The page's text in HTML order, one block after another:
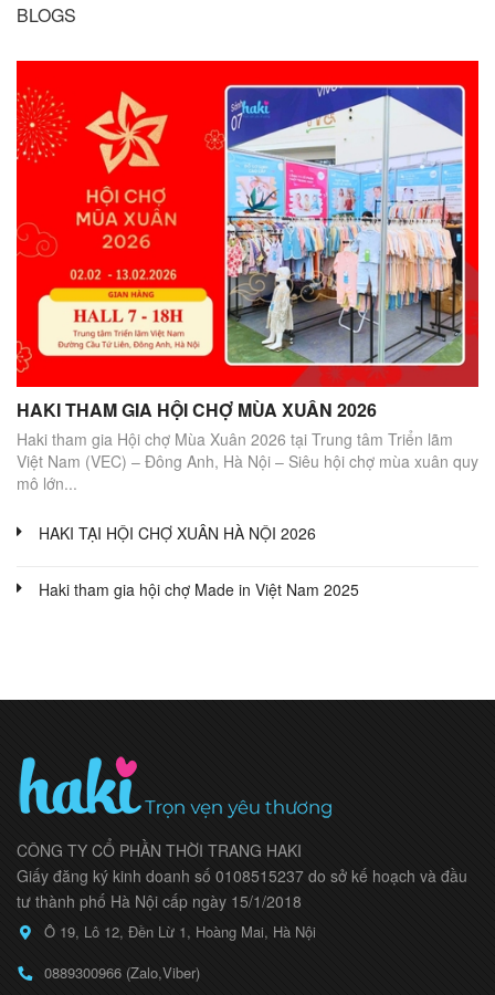
BLOGS
HAKI THAM GIA HỘI CHỢ MÙA XUÂN 2026
Haki tham gia Hội chợ Mùa Xuân 2026 tại Trung tâm Triển lãm
Việt Nam (VEC) – Đông Anh, Hà Nội – Siêu hội chợ mùa xuân quy
mô lớn...
HAKI TẠI HỘI CHỢ XUÂN HÀ NỘI 2026
Haki tham gia hội chợ Made in Việt Nam 2025
CÔNG TY CỔ PHẦN THỜI TRANG HAKI
Giấy đăng ký kinh doanh số 0108515237 do sở kế hoạch và đầu
tư thành phố Hà Nội cấp ngày 15/1/2018
Ô 19, Lô 12, Đền Lừ 1, Hoàng Mai, Hà Nội
0889300966 (Zalo,Viber)